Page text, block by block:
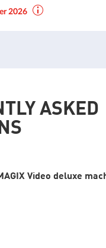
2026
ASKED
Video deluxe